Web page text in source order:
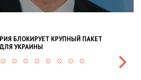
БЛОКИРУЕТ КРУПНЫЙ ПАКЕТ
УКРАИНЫ